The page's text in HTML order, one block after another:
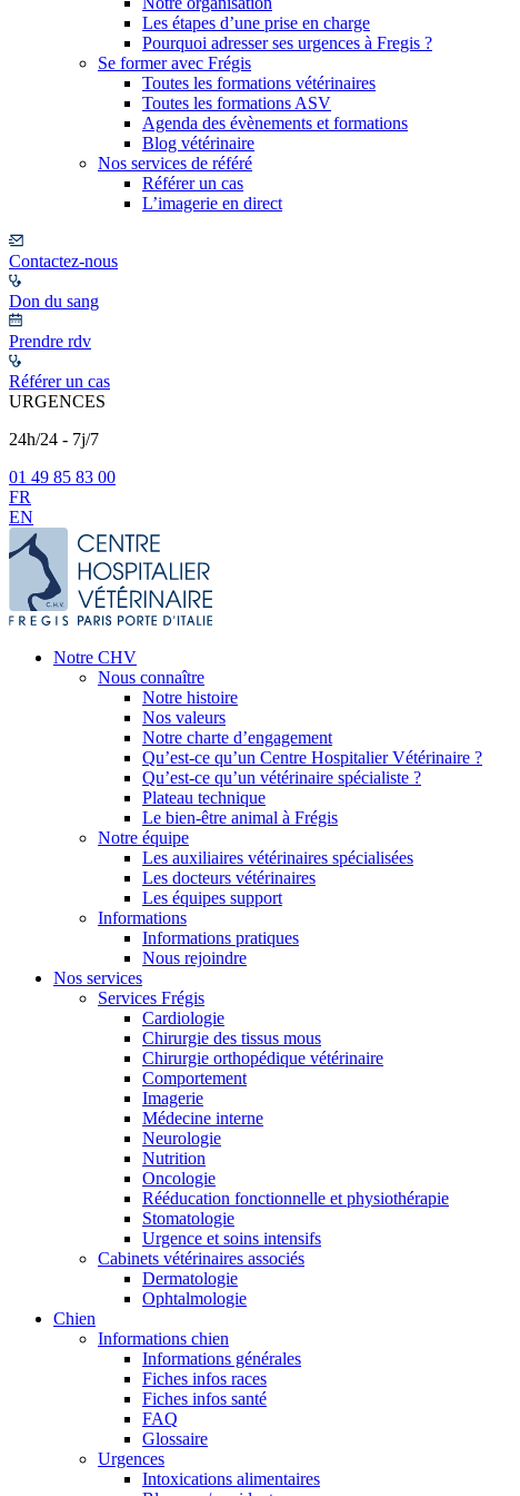
Les étapes d’une prise en charge
Pourquoi adresser ses urgences à Fregis ?
Se former avec Frégis
Toutes les formations vétérinaires
Toutes les formations ASV
Agenda des évènements et formations
Blog vétérinaire
Nos services de référé
Référer un cas
L’imagerie en direct
Contactez-nous
Don du sang
Prendre rdv
Référer un cas
URGENCES
24h/24 - 7j/7
01 49 85 83 00
FR
EN
Notre CHV
Nous connaître
Notre histoire
Nos valeurs
Notre charte d’engagement
Qu’est-ce qu’un Centre Hospitalier Vétérinaire ?
Qu’est-ce qu’un vétérinaire spécialiste ?
Plateau technique
Le bien-être animal à Frégis
Notre équipe
Les auxiliaires vétérinaires spécialisées
Les docteurs vétérinaires
Les équipes support
Informations
Informations pratiques
Nous rejoindre
Nos services
Services Frégis
Cardiologie
Chirurgie des tissus mous
Chirurgie orthopédique vétérinaire
Comportement
Imagerie
Médecine interne
Neurologie
Nutrition
Oncologie
Rééducation fonctionnelle et physiothérapie
Stomatologie
Urgence et soins intensifs
Cabinets vétérinaires associés
Dermatologie
Ophtalmologie
Chien
Informations chien
Informations générales
Fiches infos races
Fiches infos santé
FAQ
Glossaire
Urgences
Intoxications alimentaires